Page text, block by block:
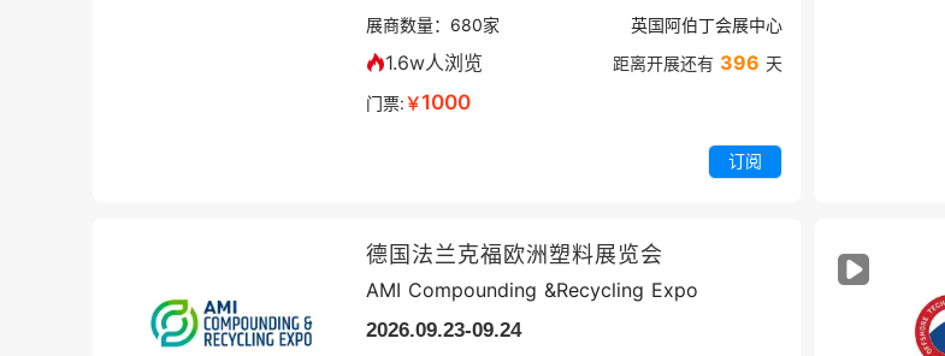
展商数量： 680家 英国阿伯丁会展中心
1.6w人浏览 距离开展还有 396 天
门票:￥1000
订阅
德国法兰克福欧洲塑料展览会
AMI Compounding &Recycling Expo
2026.09.23-09.24